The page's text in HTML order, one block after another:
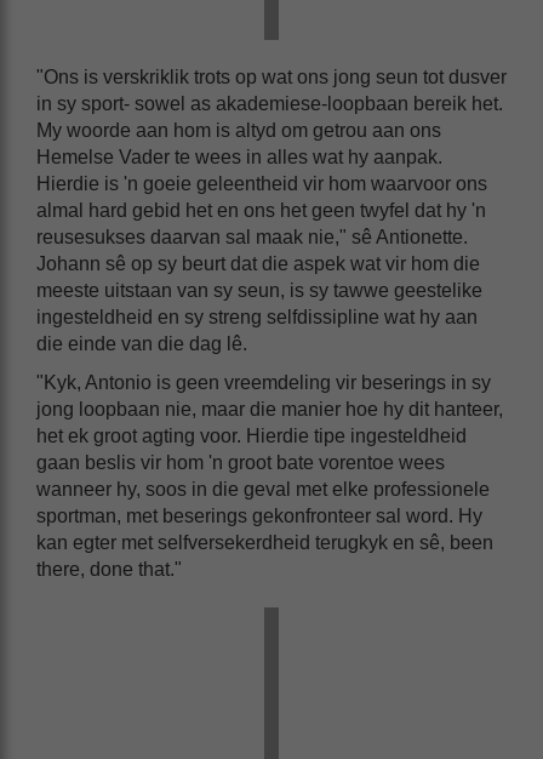
"Ons is verskriklik trots op wat ons jong seun tot dusver
in sy sport- sowel as akademiese-loopbaan bereik het.
My woorde aan hom is altyd om getrou aan ons
Hemelse Vader te wees in alles wat hy aanpak.
Hierdie is 'n goeie geleentheid vir hom waarvoor ons
almal hard gebid het en ons het geen twyfel dat hy 'n
reusesukses daarvan sal maak nie," sê Antionette.
Johann sê op sy beurt dat die aspek wat vir hom die
meeste uitstaan van sy seun, is sy tawwe geestelike
ingesteldheid en sy streng selfdissipline wat hy aan
die einde van die dag lê.
"Kyk, Antonio is geen vreemdeling vir beserings in sy
jong loopbaan nie, maar die manier hoe hy dit hanteer,
het ek groot agting voor. Hierdie tipe ingesteldheid
gaan beslis vir hom 'n groot bate vorentoe wees
wanneer hy, soos in die geval met elke professionele
sportman, met beserings gekonfronteer sal word. Hy
kan egter met selfversekerdheid terugkyk en sê, been
there, done that."